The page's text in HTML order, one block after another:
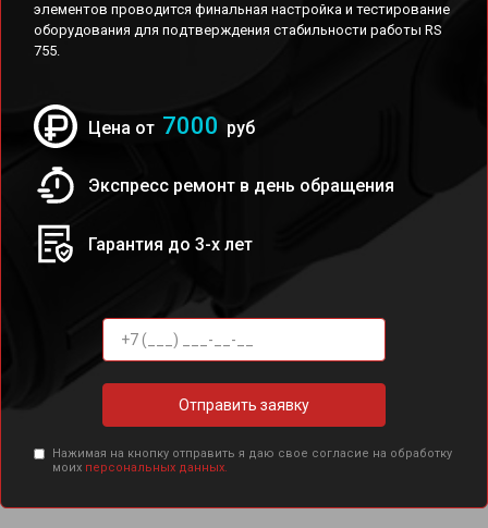
элементов проводится финальная настройка и тестирование
оборудования для подтверждения стабильности работы RS
755.
Цена от 7000 руб
Экспресс ремонт в день обращения
Гарантия до 3-х лет
Отправить заявку
Нажимая на кнопку отправить я даю свое согласие на обработку
моих персональных данных.